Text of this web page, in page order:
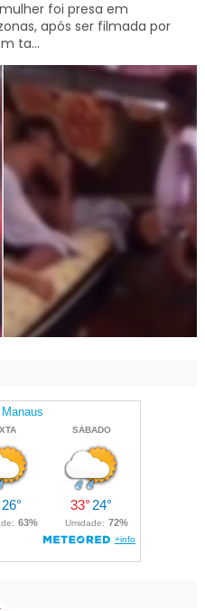
foi presa em
após ser filmada por
ta...